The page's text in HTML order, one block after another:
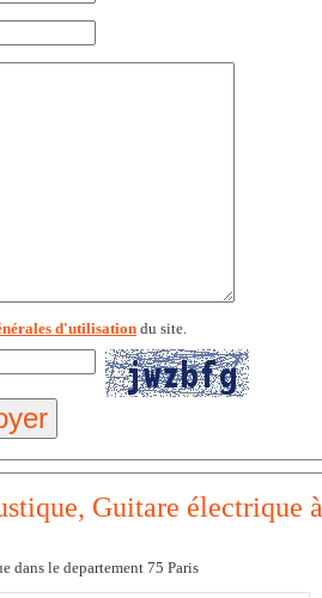
d'utilisation du site.
Guitare électrique à
dans le departement 75 Paris